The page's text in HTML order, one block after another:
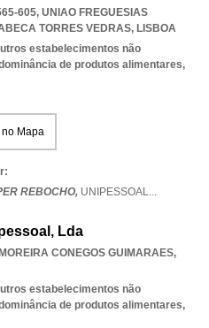
605, UNIAO FREGUESIAS
TORRES VEDRAS, LISBOA
estabelecimentos não
de produtos alimentares,
no Mapa
REBOCHO, UNIPESSOAL...
Lda
MOREIRA CONEGOS GUIMARAES,
estabelecimentos não
de produtos alimentares,